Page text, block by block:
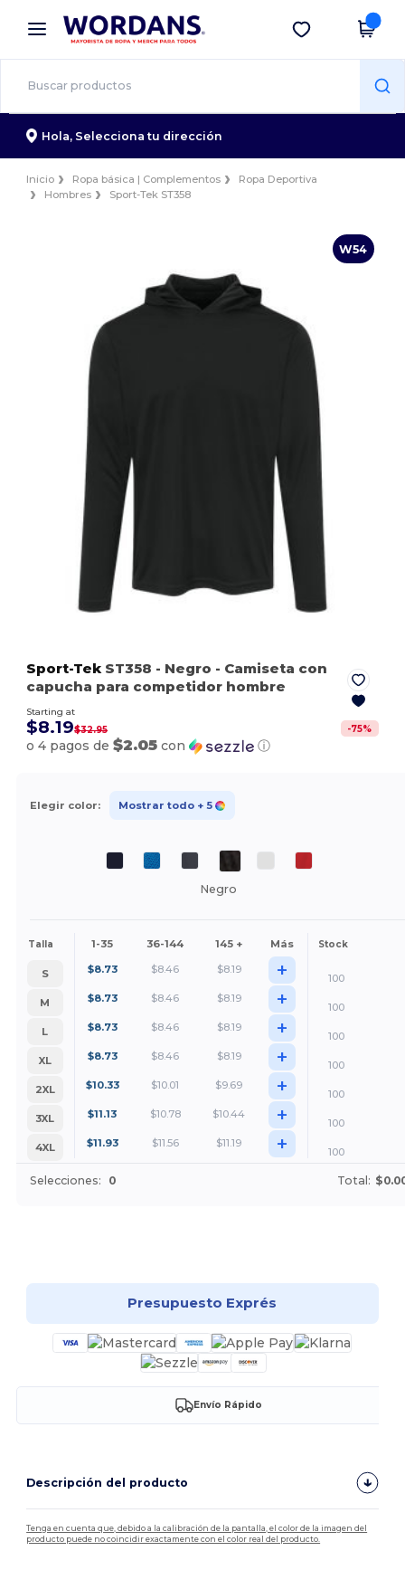
× App de Wordans
¡Mejores precios en app!
Descargar app
Hola, Selecciona tu dirección
Inicio Ropa básica | Complementos
Ropa Deportiva
Hombres
Sport-Tek ST358
W54
Sport-TekST358 - Negro - Camiseta con
capucha para competidor hombre
Starting at
$8.19$32.95 -75%
o 4 pagos de$2.05 con ⓘ
Elegir color: Mostrar todo + 5
Negro
Talla 1-35 36-144 145 + Más Stock
S $8.73 $8.46 $8.19 +
100
M
$8.73 $8.46 $8.19 +
100
L
$8.73 $8.46 $8.19 +
100
XL
$8.73 $8.46 $8.19 +
100
2XL
$10.33 $10.01 $9.69 +
100
3XL
$11.13 $10.78 $10.44 +
100
4XL
$11.93 $11.56 $11.19 + 100
Selecciones: 0 Total:
Presupuesto Exprés
Envío Rápido
Descripción del producto
Tenga en cuenta que, debido a la calibración de la pantalla, el color de la imagen del
producto puede no coincidir exactamente con el color real del producto.